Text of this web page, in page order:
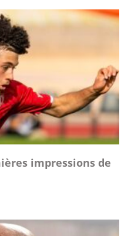
impressions de